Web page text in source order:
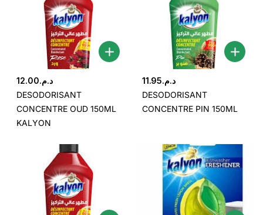
د.م.12.00
DESODORISANT
CONCENTRE OUD 150ML
KALYON
د.م.11.95
DESODORISANT
CONCENTRE PIN 150ML